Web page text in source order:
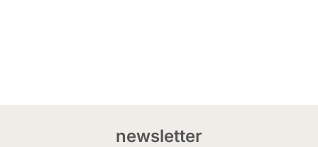
newsletter